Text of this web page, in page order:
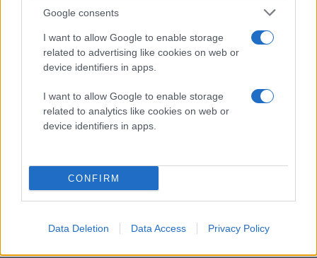
Google consents
I want to allow Google to enable storage
related to advertising like cookies on web or
device identifiers in apps.
I want to allow Google to enable storage
related to analytics like cookies on web or
device identifiers in apps.
CONFIRM
Data Deletion Data Access Privacy Policy